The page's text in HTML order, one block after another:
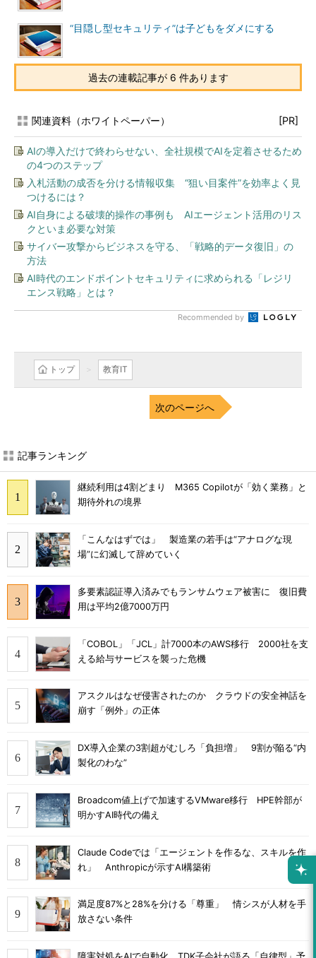
“目隠し型セキュリティ”は子どもをダメにする
過去の連載記事が 6 件あります
関連資料（ホワイトペーパー） [PR]
AIの導入だけで終わらせない、全社規模でAIを定着させるため
の4つのステップ
入札活動の成否を分ける情報収集 “狙い目案件”を効率よく見
つけるには？
AI自身による破壊的操作の事例も AIエージェント活用のリス
クといま必要な対策
サイバー攻撃からビジネスを守る、「戦略的データ復旧」の
方法
AI時代のエンドポイントセキュリティに求められる「レジリ
エンス戦略」とは？
Recommended by
トップ 教育IT
次のページへ
記事ランキング
継続利用は4割どまり M365 Copilotが「効く業務」と
期待外れの境界
「こんなはずでは」 製造業の若手は“アナログな現
場”に幻滅して辞めていく
多要素認証導入済みでもランサムウェア被害に 復旧費
用は平均2億7000万円
「COBOL」「JCL」計7000本のAWS移行 2000社を支
える給与サービスを襲った危機
アスクルはなぜ侵害されたのか クラウドの安全神話を
崩す「例外」の正体
DX導入企業の3割超がむしろ「負担増」 9割が陥る“内
製化のわな”
Broadcom値上げで加速するVMware移行 HPE幹部が
明かすAI時代の備え
Claude Codeでは「エージェントを作るな、スキルを作
れ」 Anthropicが示すAI構築術
満足度87%と28%を分ける「尊重」 情シスが人材を手
放さない条件